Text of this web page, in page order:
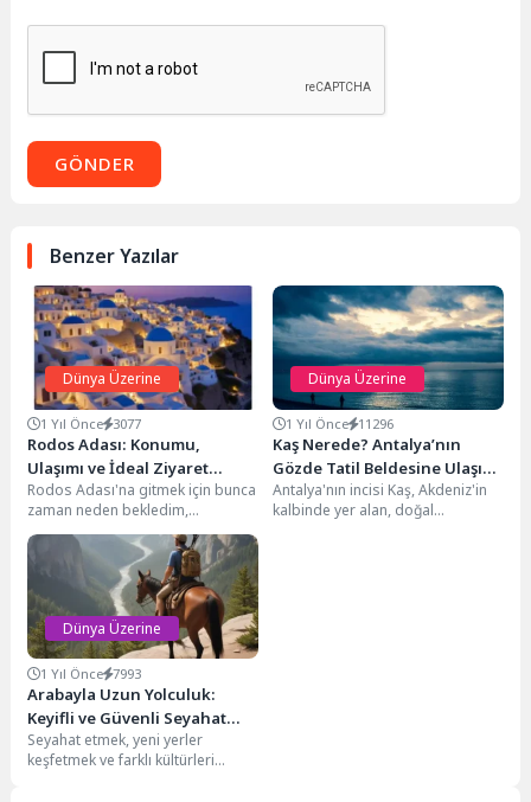
GÖNDER
Benzer Yazılar
Dünya Üzerine
1 Yıl Önce 3077
Rodos Adası: Konumu,
Ulaşımı ve İdeal Ziyaret
Zamanı
Rodos Adası'na gitmek için bunca
zaman neden bekledim,
gerçekten anlamıyorum!
Fethiye'den sadece kısa bir
feribot...
Dünya Üzerine
1 Yıl Önce 11296
Kaş Nerede? Antalya’nın
Gözde Tatil Beldesine Ulaşım
Rehberi
Antalya'nın incisi Kaş, Akdeniz'in
kalbinde yer alan, doğal
Dünya Üzerine
1 Yıl Önce 7993
Arabayla Uzun Yolculuk:
Keyifli ve Güvenli Seyahat
İçin İpuçları
Seyahat etmek, yeni yerler
keşfetmek ve farklı kültürleri